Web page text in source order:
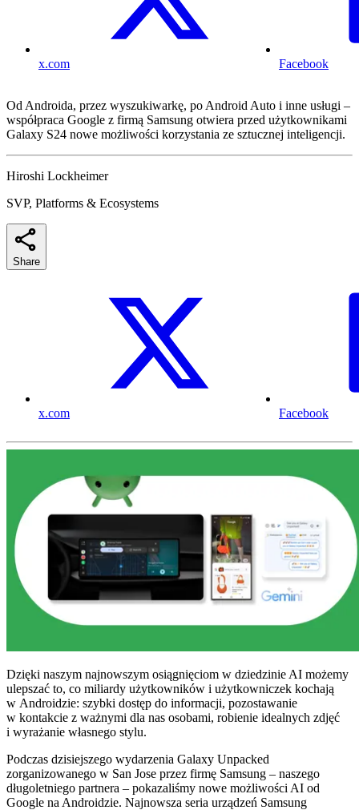
x.com Facebook
Od Androida, przez wyszukiwarkę, po Android Auto i inne usługi –
współpraca Google z firmą Samsung otwiera przed użytkownikami
Galaxy S24 nowe możliwości korzystania ze sztucznej inteligencji.
Hiroshi Lockheimer
SVP, Platforms & Ecosystems
Share
x.com Facebook
Dzięki naszym najnowszym osiągnięciom w dziedzinie AI możemy
ulepszać to, co miliardy użytkowników i użytkowniczek kochają
w Androidzie: szybki dostęp do informacji, pozostawanie
w kontakcie z ważnymi dla nas osobami, robienie idealnych zdjęć
i wyrażanie własnego stylu.
Podczas dzisiejszego wydarzenia Galaxy Unpacked
zorganizowanego w San Jose przez firmę Samsung – naszego
długoletniego partnera – pokazaliśmy nowe możliwości AI od
Google na Androidzie. Najnowsza seria urządzeń Samsung